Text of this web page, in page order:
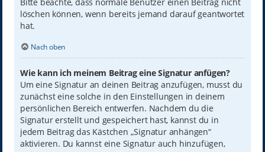
Bitte beachte, dass normale Benutzer einen Beitrag nicht
löschen können, wenn bereits jemand darauf geantwortet
hat.
Nach oben
Wie kann ich meinem Beitrag eine Signatur anfügen?
Um eine Signatur an deinen Beitrag anzufügen, musst du
zunächst eine solche in den Einstellungen in deinem
persönlichen Bereich entwerfen. Nachdem du die
Signatur erstellt und gespeichert hast, kannst du in
jedem Beitrag das Kästchen „Signatur anhängen“
aktivieren. Du kannst eine Signatur auch hinzufügen,